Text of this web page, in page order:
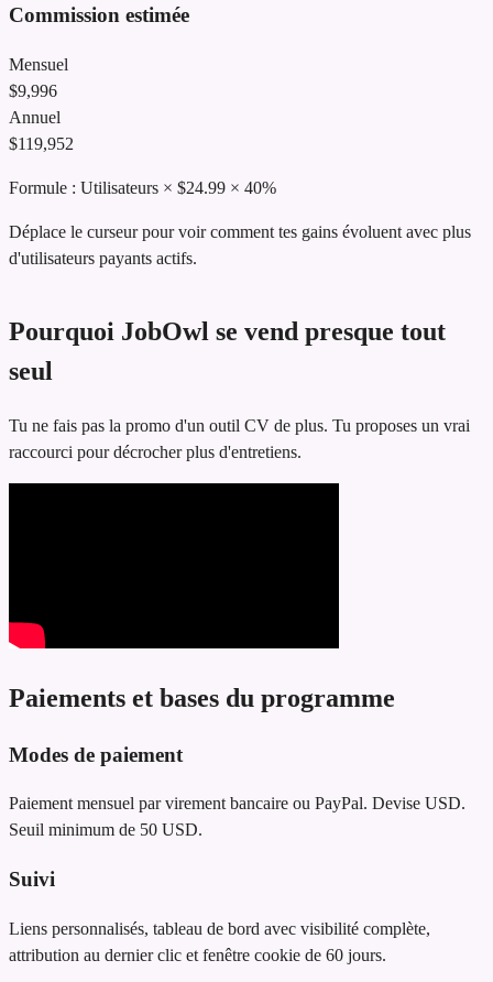
Commission estimée
Mensuel
$9,996
Annuel
$119,952
Formule : Utilisateurs × $24.99 × 40%
Déplace le curseur pour voir comment tes gains évoluent avec plus
d'utilisateurs payants actifs.
Pourquoi JobOwl se vend presque tout
seul
Tu ne fais pas la promo d'un outil CV de plus. Tu proposes un vrai
raccourci pour décrocher plus d'entretiens.
Paiements et bases du programme
Modes de paiement
Paiement mensuel par virement bancaire ou PayPal. Devise USD.
Seuil minimum de 50 USD.
Suivi
Liens personnalisés, tableau de bord avec visibilité complète,
attribution au dernier clic et fenêtre cookie de 60 jours.